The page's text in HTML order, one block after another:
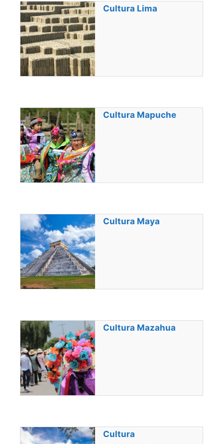
Cultura Lima
Cultura Mapuche
Cultura Maya
Cultura Mazahua
Cultura